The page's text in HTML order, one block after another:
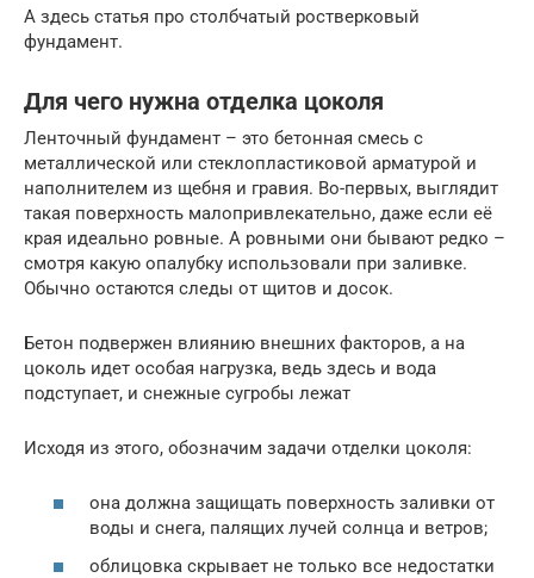
А здесь статья про столбчатый ростверковый
фундамент.
Для чего нужна отделка цоколя
Ленточный фундамент – это бетонная смесь с
металлической или стеклопластиковой арматурой и
наполнителем из щебня и гравия. Во-первых, выглядит
такая поверхность малопривлекательно, даже если её
края идеально ровные. А ровными они бывают редко –
смотря какую опалубку использовали при заливке.
Обычно остаются следы от щитов и досок.
Бетон подвержен влиянию внешних факторов, а на
цоколь идет особая нагрузка, ведь здесь и вода
подступает, и снежные сугробы лежат
Исходя из этого, обозначим задачи отделки цоколя:
она должна защищать поверхность заливки от
воды и снега, палящих лучей солнца и ветров;
облицовка скрывает не только все недостатки